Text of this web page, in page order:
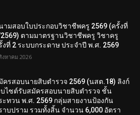
ามสอบใบประกอบวิชาชีพครู 2569 (ครั้งที่
ตามมาตรฐานวิชาชีพครู วิชาครู
งที่ 2 ระบบกระดาษ ประจำปี พ.ศ. 2569
งหาคม 2026
ครสอบนายสิบตำรวจ 2569 (นสต.18) ลิงก์
บไซต์รับสมัครสอบนายสิบตำรวจ ชั้น
ะทวน พ.ศ. 2569 กลุ่มสายงานป้องกัน
าบปราม รวมทั้งสิ้น จำนวน 6,000 อัตรา